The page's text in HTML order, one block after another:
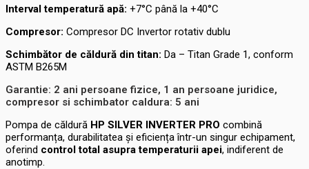
Interval temperatură apă: +7°C până la +40°C
Compresor: Compresor DC Invertor rotativ dublu
Schimbător de căldură din titan: Da – Titan Grade 1, conform
ASTM B265M
Garantie: 2 ani persoane fizice, 1 an persoane juridice,
compresor si schimbator caldura: 5 ani
Pompa de căldură HP SILVER INVERTER PRO combină
performanța, durabilitatea și eficiența într-un singur echipament,
oferind control total asupra temperaturii apei, indiferent de
anotimp.